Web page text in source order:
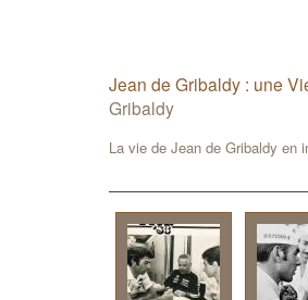
Jean de Gribaldy : une
Gribaldy
La vie de Jean de Gribaldy en